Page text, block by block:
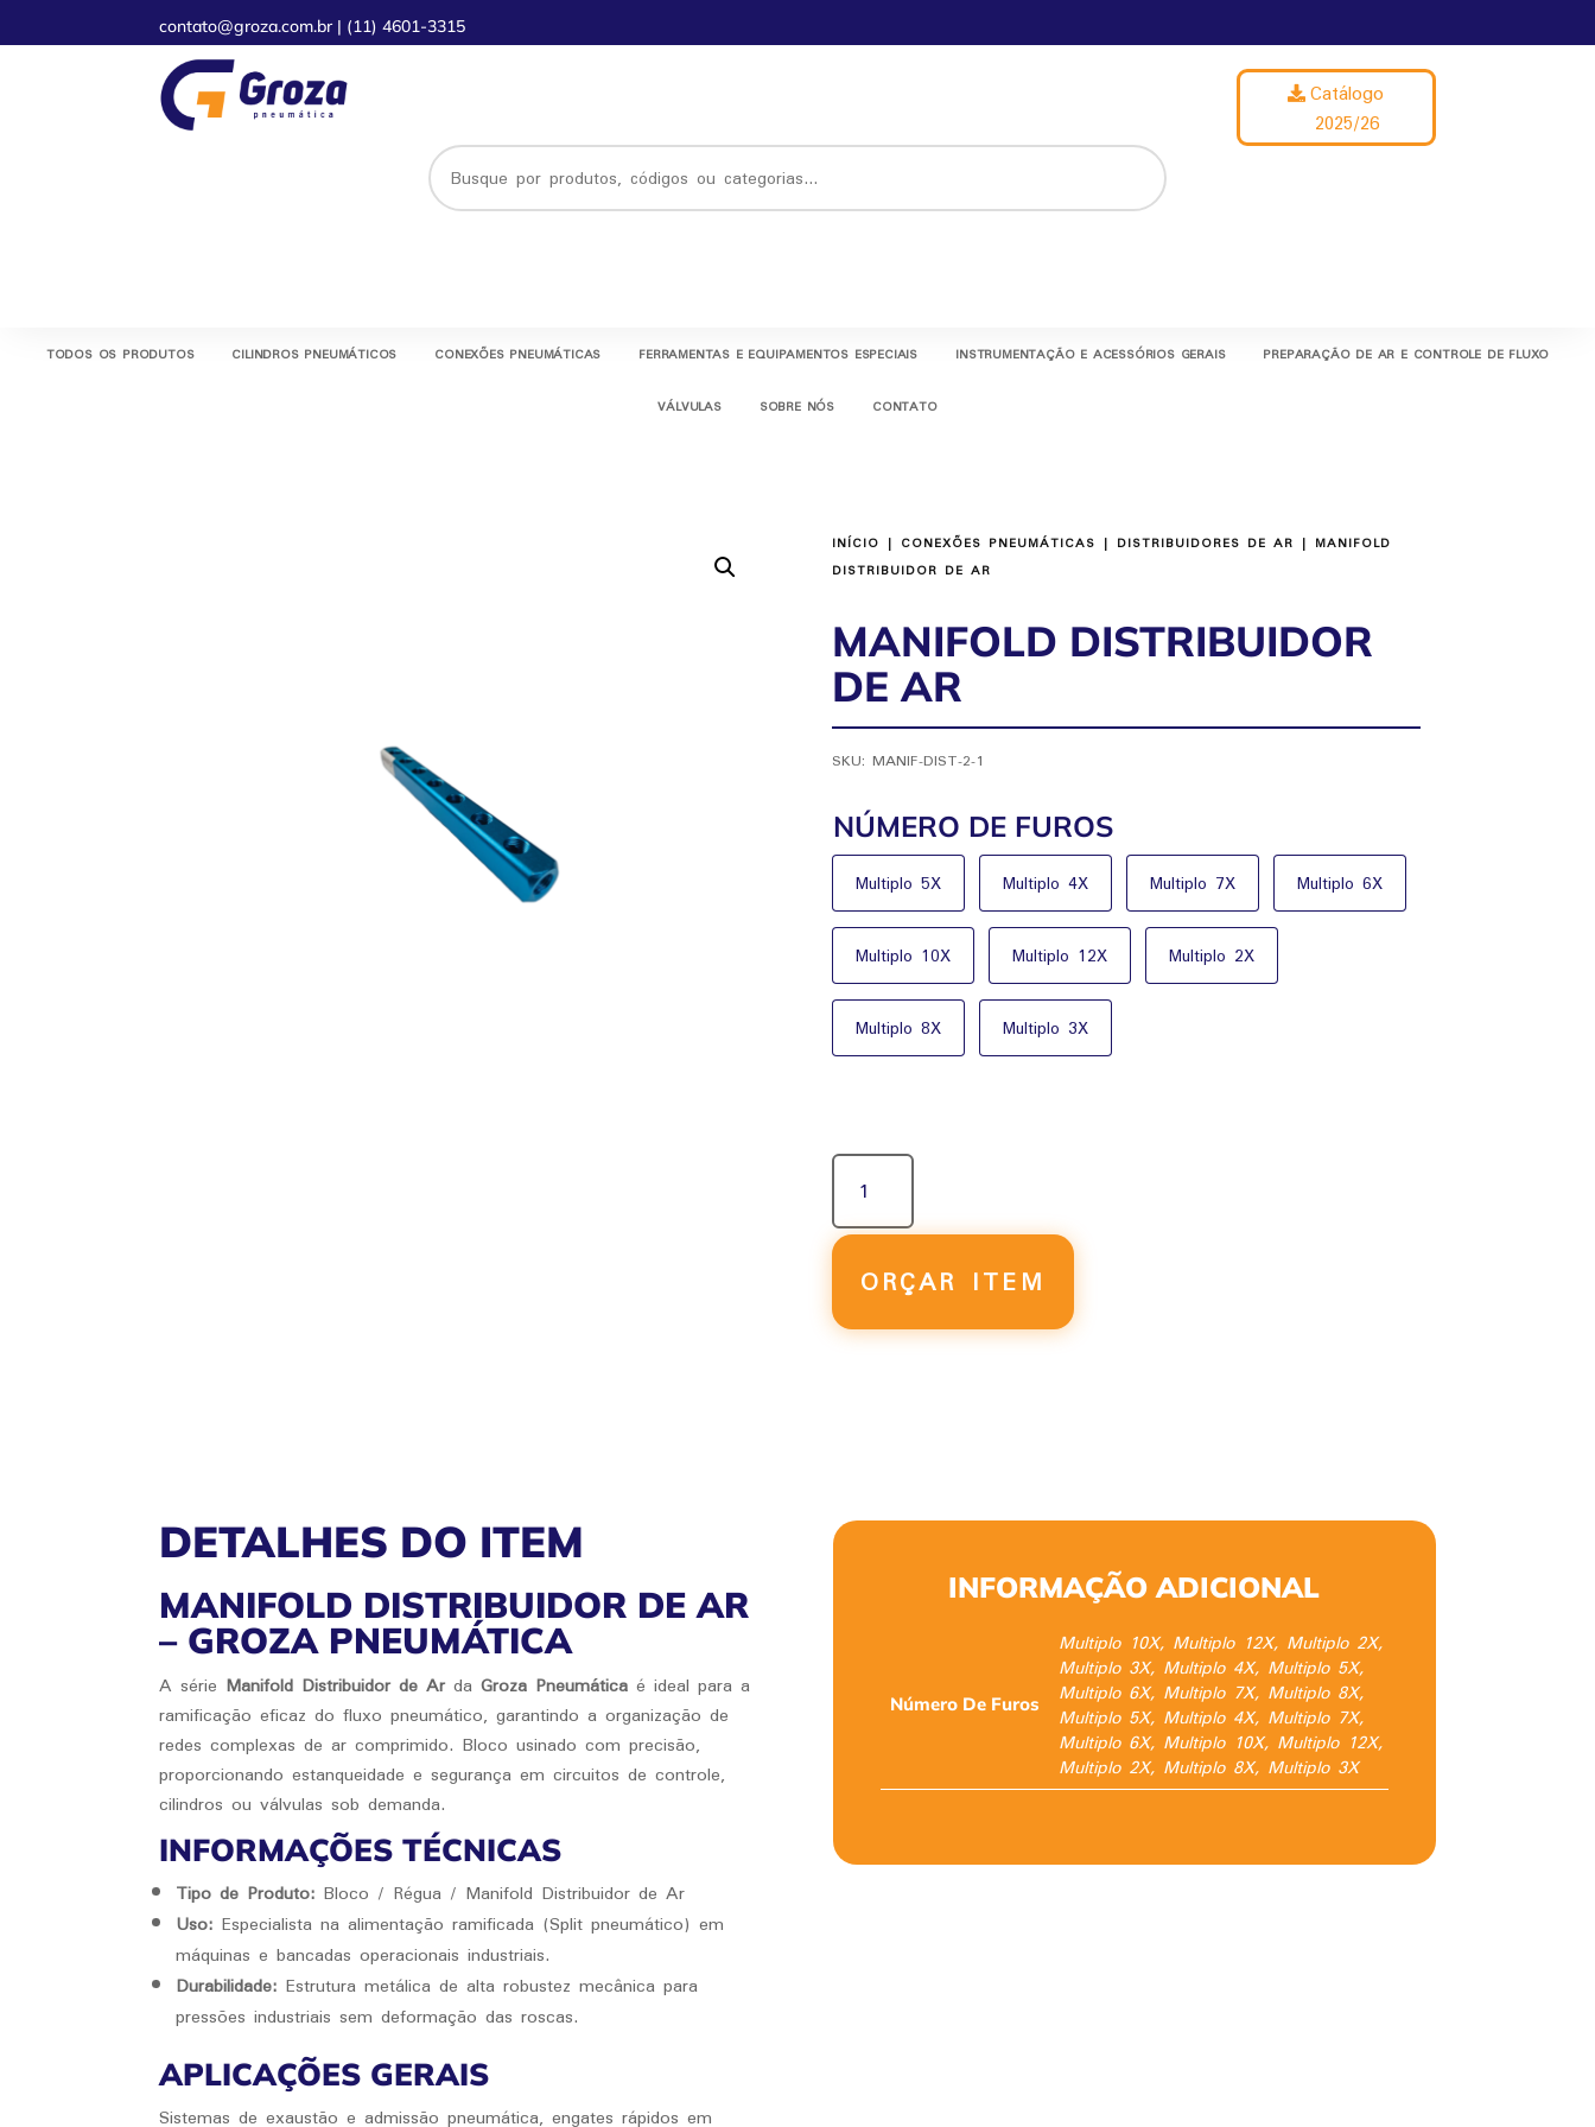
contato@groza.com.br | (11) 4601-3315
Catálogo
2025/26
TODOS OS PRODUTOS CILINDROS PNEUMÁTICOS CONEXÕES PNEUMÁTICAS FERRAMENTAS E EQUIPAMENTOS ESPECIAIS INSTRUMENTAÇÃO E ACESSÓRIOS GERAIS PREPARAÇÃO DE AR E CONTROLE DE FLUXO
VÁLVULAS SOBRE NÓS CONTATO
INÍCIO | CONEXÕES PNEUMÁTICAS | DISTRIBUIDORES DE AR | MANIFOLD
DISTRIBUIDOR DE AR
MANIFOLD DISTRIBUIDOR
DE AR
SKU: MANIF-DIST-2-1
NÚMERO DE FUROS
Multiplo 5X Multiplo 4X Multiplo 7X Multiplo 6X
Multiplo 10X Multiplo 12X Multiplo 2X
Multiplo 8X Multiplo 3X
MANIFOLD
DISTRIBUIDOR
DE
AR
QUANTIDADE
ORÇAR ITEM
DETALHES DO ITEM
MANIFOLD DISTRIBUIDOR DE AR
– GROZA PNEUMÁTICA
A série Manifold Distribuidor de ArdaGroza Pneumática é ideal para a
ramificação eficaz do fluxo pneumático, garantindo a organização de
redes complexas de ar comprimido. Bloco usinado com precisão,
proporcionando estanqueidade e segurança em circuitos de controle,
cilindros ou válvulas sob demanda.
INFORMAÇÕES TÉCNICAS
Tipo de Produto: Bloco / Régua / Manifold Distribuidor de Ar
Uso: Especialista na alimentação ramificada (Split pneumático) em
máquinas e bancadas operacionais industriais.
Durabilidade: Estrutura metálica de alta robustez mecânica para
pressões industriais sem deformação das roscas.
APLICAÇÕES GERAIS
Sistemas de exaustão e admissão pneumática, engates rápidos em
INFORMAÇÃO ADICIONAL
Número De Furos
Multiplo 10X, Multiplo 12X, Multiplo 2X,
Multiplo 3X, Multiplo 4X, Multiplo 5X,
Multiplo 6X, Multiplo 7X, Multiplo 8X,
Multiplo 5X, Multiplo 4X, Multiplo 7X,
Multiplo 6X, Multiplo 10X, Multiplo 12X,
Multiplo 2X, Multiplo 8X, Multiplo 3X